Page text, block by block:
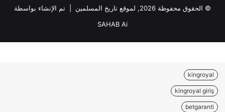
© الحقوق محفوظة 2026, لموقع تاريخ المسلمين | تم الإنشاء بواسطة
SAHAB Ai
kingroyal
kingroyal giriş
betgaranti